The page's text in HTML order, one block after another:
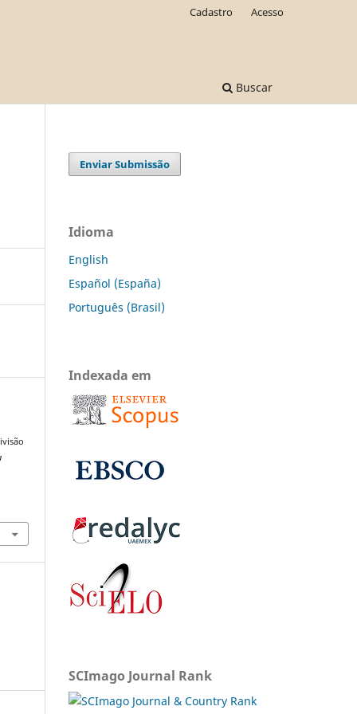
Buscar
Cadastro Acesso
Enviar Submissão
Idioma
English
Español (España)
Português (Brasil)
Indexada em
SCImago Journal Rank